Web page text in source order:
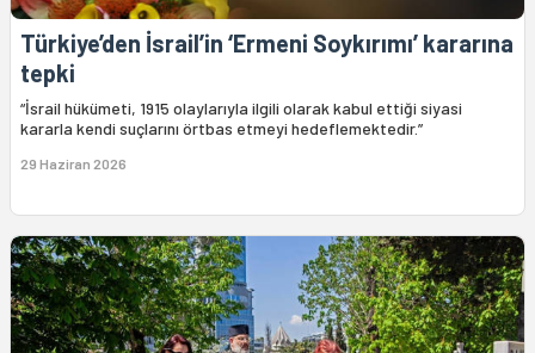
Türkiye’den İsrail’in ‘Ermeni Soykırımı’ kararına
tepki
“İsrail hükümeti, 1915 olaylarıyla ilgili olarak kabul ettiği siyasi
kararla kendi suçlarını örtbas etmeyi hedeflemektedir.”
29 Haziran 2026